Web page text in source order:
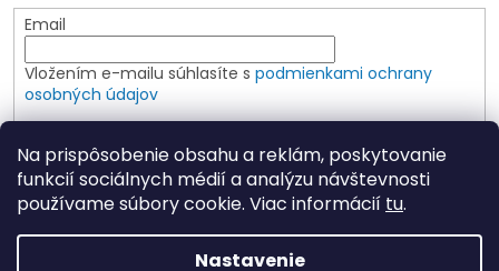
Na prispôsobenie obsahu a reklám, poskytovanie
funkcií sociálnych médií a analýzu návštevnosti
používame súbory cookie. Viac informácií tu.
Nastavenie
Email
Vložením e-mailu súhlasíte s podmienkami ochrany
osobných údajov
PRIHLÁSIŤ SA